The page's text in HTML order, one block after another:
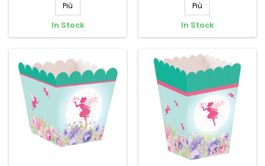
Più
In Stock
Più
In Stock